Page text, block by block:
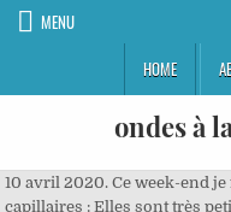
MENU
HOME
ondes à
10 avril 2020. Ce week-end je faisais des ronds dans l'eau . Ondes capillaires : Elles sont très petites (L < 1,74 cm) et produites par le vent et les effets de tension de surface. Croisement d'ondes (Sept. 2008) Cette animation permet de visualiser le croisement de deux ondes le long d'une corde. La cuve est éclairée par une source de lumière équipée d'un stroboscope et d'une lentille. Re : Pellicule à la surface de l'eau Bonjour. Une onde sinusoïdale transversale se propage à la surface de l'eau d'une cuve à ondes_ L'onde est produite par une pointe qui affleure la surface de "eau en un point O. En poursuivant votre navigation sur ce site, vous acceptez l’utilisation de Cookies vous proposant des publicités adaptées à vos centres d’intérêts.. . . Une onde "plane" arrive sur une ouverture dont la dimension est de l'ordre de grandeur de la longueur d'onde. Onde solitaire à la surface de l’eau. Blender82 ----- Aujourd'hui . Vitesse d'une onde à la surface de l'eau. Que peut-on dire des mouvements des points M et N et des mouvements des deux bouchons. Ondes progressives. On recherche quels sont, dans ce deuxième pro- cédé, les points de la surface qui donnent une image sur l écran. The trapped modes generated by a cylinder shifted from the channel axis were excited to generate the absorption.Cette thèse porte sur l'étude expérimentale des ondes non-linéaires à la surface de l'eau. jAlon 31 octobre 2011 à 14:27:14 . Voilà pour l'histoire, si quelqu'un pouvait me dire à quoi cela correspond, j'en serait ravi ! Interférences à la surface de l’eau. Le mouvement de la soure n’est pas périodique, ’est une perturation dont la durée est limitée dans le tem ps. Lorsque deux ondes de même fréquence et de même amplitude arrivent en un point, elles se superposent, et leurs élongations s’additionnent donnant lieu à une «figure d’interférence». INTERFÉRENCES A LA SURFACE DE L EAU Par JEAN BAURAND. •onde produite par un objet à la surface de l’eau •onde produite sur une corde 2.2 ONDE LONGITUDINALE L’onde est dite longitudinale lorsque la déformation est // à la direction de propagation de l’onde. Premièrement, l'étude présente les mesures spatio-temporelles des ondes non-linéaires lors du passage sur une marche immergée. Propagation d’une onde à la surface de l’eau. 3 Résumé du projet a notion d’onde est souvent diffiile à omp ende. Sur un rayon, on dispose deux petits morceaux de liège en des points M et N tel que SM = 1,5 cm et SN = 10,5 cm. Cette animation permet de visualiser les ondes à la surface de l'eau avec une ou deux sources ponctuelles. A la fin, cette perturbation disparaît en laissant la place à un légère onde à la surface de l'eau. Merci LPFR pour ce soutien 22/11/2009, 22h42 #30 undlub . Des cristaux topologiques pour guider les ondes à la surface de l’eau. Partage. Calculer la longueur d’onde des ondes se propageant à la surface de l’eau ; Calculer la célérité des ondes. Laboratoire de Physique de l Ecole Normale Supérieure. Une onde est caractérisée par une vitesse de propagation qui dépend du milieu. Elles sont moins rapides que les ondes de volume ; leur amplitude en surface est généralement plus forte, mais décroît rapidement avec la distance à la surface qui les guide. Onde progressive : RLC forcé : Onde à la surface de l'eau un autre lien (déplacer la source de l'onde au centre de l'écran puis diminuer la "simulation speed " puis cocher "stopped" , "3D-view" et clear waves enfin décocher "stopped" pour répéter la simulation ciquer sur "clear waves". On peut distinguer : les ondes de Love, découvertes par Augustus E. Love en 1911. d’ondes à la surface de l’eau (figure 1). la figure suivante), vous pouvez observer une perturbation qui se propage à la surface en générant des cercles concentriques dont le rayon grandit. Leur vitesse de propagation (vitesse de phase) dépend de leur longueur d’onde : le milieu est dispersif. Avec la technique de Profilométrie par Transformée de Fourier utilisée jusqu'à present, la coloration de l'eau par de la peinture usuelle a pour conséquence une atténuation des ondes par résonance d'ondes de films de surface. Sur la droite un vibreur (ici, en forme de règle) vient frapper régulièrement la surface de l’eau. Les ondes de gravité à la surface d’un liquide sont des vagues qui se propagent à la surface du. Elle peut également être progressive, stationnaire ou évanescente (voir Propagation des ondes ). Premièrement,